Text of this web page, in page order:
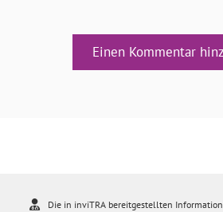
Einen Kommentar
Die in inviTRA bereitgestellten